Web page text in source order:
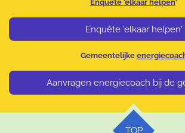
Enquête 'elkaar helpen'
Enquête 'elkaar helpen'
Gemeentelijke
Aanvragen energiecoach bij de
TOP